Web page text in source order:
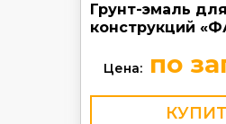
Грунт-эмаль
конструкций
Цена:по